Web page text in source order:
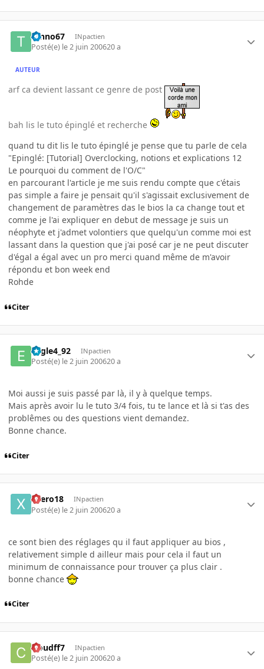
tanno67 INpactien
Posté(e) le 2 juin 200620 a
AUTEUR
arf ca devient lassant ce genre de post
bah lis le tuto épinglé et recherche
quand tu dit lis le tuto épinglé je pense que tu parle de cela
"Epinglé: [Tutorial] Overclocking, notions et explications 12
Le pourquoi du comment de l'O/C"
en parcourant l'article je me suis rendu compte que c'étais
pas simple a faire je pensait qu'il s'agissait exclusivement de
changement de paramètres das le bios la ca change tout et
comme je l'ai expliquer en debut de message je suis un
néophyte et j'admet volontiers que quelqu'un comme moi est
lassant dans la question que j'ai posé car je ne peut discuter
d'égal a égal avec un pro merci quand même de m'avoir
répondu et bon week end
Rohde
Citer
Eagle4_92 INpactien
Posté(e) le 2 juin 200620 a
Moi aussi je suis passé par là, il y à quelque temps.
Mais après avoir lu le tuto 3/4 fois, tu te lance et là si t'as des
problêmes ou des questions vient demandez.
Bonne chance.
Citer
xaero18 INpactien
Posté(e) le 2 juin 200620 a
ce sont bien des réglages qu il faut appliquer au bios ,
relativement simple d ailleur mais pour cela il faut un
minimum de connaissance pour trouver ça plus clair .
bonne chance
Citer
cloudff7 INpactien
Posté(e) le 2 juin 200620 a